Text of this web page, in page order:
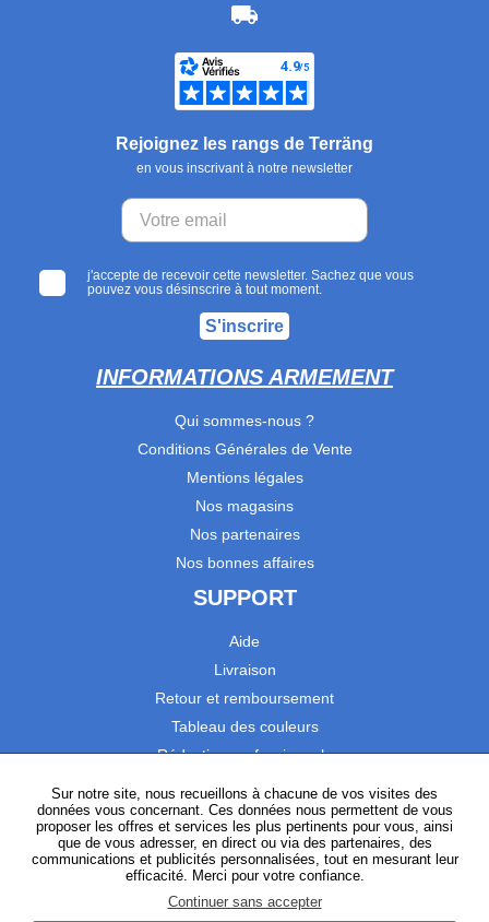
Rejoignez les rangs de Terräng
en vous inscrivant à notre newsletter
j'accepte de recevoir cette newsletter. Sachez que vous
pouvez vous désinscrire à tout moment.
S'inscrire
INFORMATIONS ARMEMENT
Qui sommes-nous ?
Conditions Générales de Vente
Mentions légales
Nos magasins
Nos partenaires
Nos bonnes affaires
SUPPORT
Aide
Livraison
Retour et remboursement
Tableau des couleurs
Réduction professionnels
Satisfaction Clients
SUIVEZ-NOUS
Sur notre site, nous recueillons à chacune de vos visites des
données vous concernant. Ces données nous permettent de vous
proposer les offres et services les plus pertinents pour vous, ainsi
que de vous adresser, en direct ou via des partenaires, des
communications et publicités personnalisées, tout en mesurant leur
efficacité. Merci pour votre confiance.
Continuer sans accepter